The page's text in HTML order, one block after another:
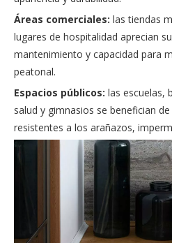
Áreas comerciales: las tiendas
lugares de hospitalidad aprecian
mantenimiento y capacidad para
peatonal.
Espacios públicos: las escuelas,
salud y gimnasios se benefician
resistentes a los arañazos,